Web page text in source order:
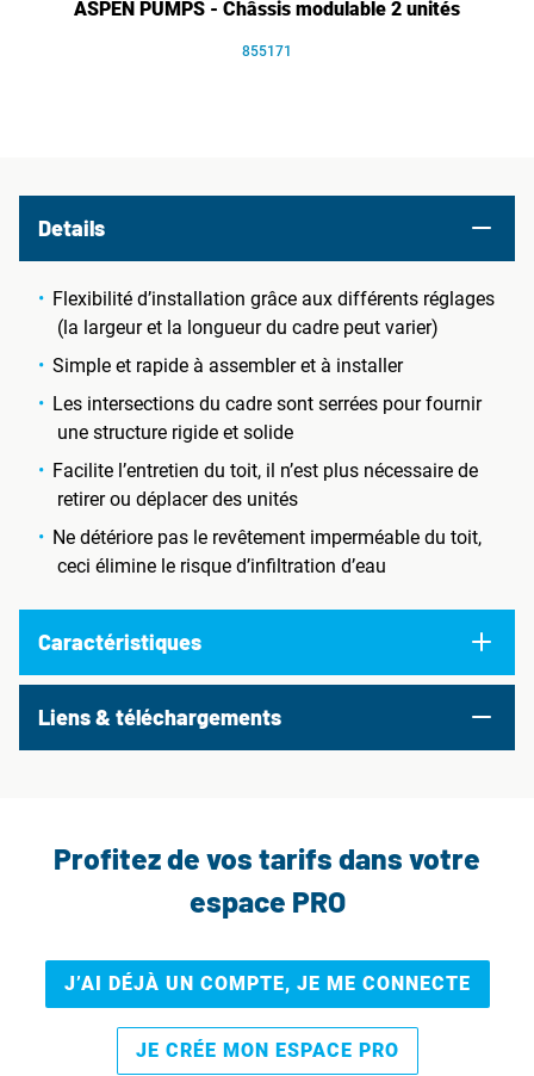
ASPEN PUMPS - Châssis modulable 2 unités
855171
Details
Flexibilité d’installation grâce aux différents réglages
(la largeur et la longueur du cadre peut varier)
Simple et rapide à assembler et à installer
Les intersections du cadre sont serrées pour fournir
une structure rigide et solide
Facilite l’entretien du toit, il n’est plus nécessaire de
retirer ou déplacer des unités
Ne détériore pas le revêtement imperméable du toit,
ceci élimine le risque d’infiltration d’eau
Caractéristiques
Liens & téléchargements
Profitez de vos tarifs dans votre
espace PRO
J’AI DÉJÀ UN COMPTE, JE ME CONNECTE
JE CRÉE MON ESPACE PRO